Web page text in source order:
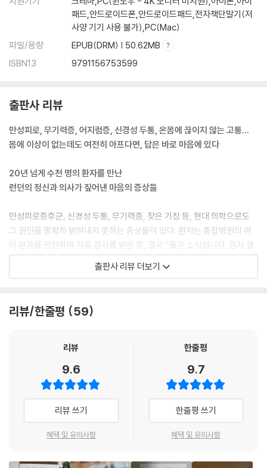
패드,안드로이드폰,안드로이드패드,전자책단말기(저
사양 기기 사용 불가),PC(Mac)
파일/용량
EPUB(DRM) | 50.62MB
ISBN13
9791156753599
출판사 리뷰
만성피로, 무기력증, 어지럼증, 신경성 두통, 온몸에 끊이지 않는 고통…
몸에 이상이 없는데도 여전히 아프다면, 답은 바로 마음에 있다
20년 넘게 수천 명의 환자를 만난
런던의 정신과 의사가 짚어낸 마음의 증상들
만성피로증후군, 신경성 두통, 무기력증, 잦은 기침 등, 현대 의학으로도
그 원인을 명확히 밝혀내지 못하는 증상들이 있다. 환자는 종합병원의 여
러 분과를 전전하며 각종 검사를 받은 후, 결국 “좋은 소식입니다. 검사 결
과 완전히 정상이에요”라는 답을 듣는다. 하지만 환자의 증상과 불안은 사
라지지 않는다. 분명히 존재하는데 원인을 알 수 없는 증상은 환자에게 두
태는 더욱 악화되고, 몸에 나타나는 고통도 이에 따라 더욱 심화된다.
이처럼 현대 의학의 사각지대에 놓인 환자들의 마음을 들여다보고 그들의
제: Head First, 심심刊)》가 출간되었다. 이 책을 쓴 앨러스테어 샌트하우
스는 런던 종합병원의 정신과 의사로, 20년 넘게 수천 명이 넘는 환자를 치
료해왔다. 내과 의사 출신이었던 저자는 종합병원의 응급실을 거쳐 내과
진료소에서 근무하며, 몸이 아픈 사람들의 증상을 살피고 진단명에 따라
치료하고 처방하는 일을 했다. 그러나 수많은 환자들을 진료하면서, 점차
시하면 안 된다는 것을 깨달았다. 그는 환자 한 사람 한 사람의 이야기를 들
출판사 리뷰 더보기
리뷰/한줄평 59
리뷰
9.6
리뷰 쓰기
혜택 및 유의사항
한줄평
9.7
한줄평 쓰기
혜택 및 유의사항